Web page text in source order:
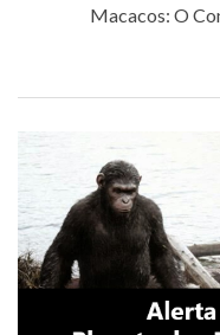
Macacos: O